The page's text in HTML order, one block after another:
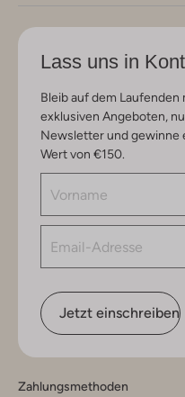
Lass uns in
Bleib auf dem
exklusiven Angeboten,
Newsletter und gewinne
Wert von €150.
Jetzt einschreiben
Zahlungsmethoden